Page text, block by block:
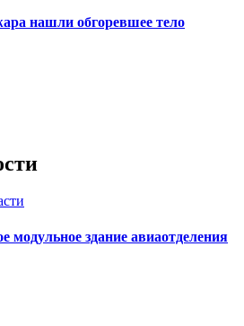
нашли обгоревшее тело
модульное здание авиаотделения